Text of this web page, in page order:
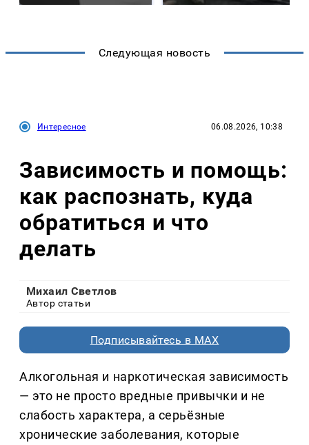
Следующая новость
Интересное 06.08.2026, 10:38
Зависимость и помощь:
как распознать, куда
обратиться и что
делать
Михаил Светлов
Автор статьи
Подписывайтесь в MAX
Алкогольная и наркотическая зависимость
— это не просто вредные привычки и не
слабость характера, а серьёзные
хронические заболевания, которые